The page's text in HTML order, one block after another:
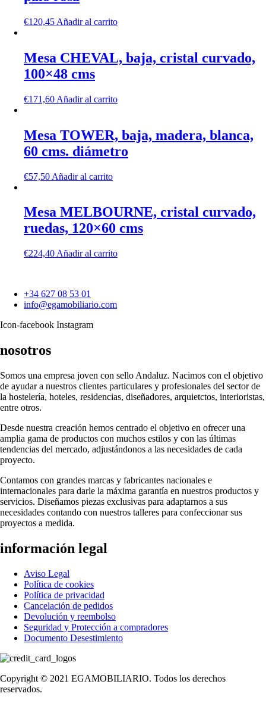
€120,45 Añadir al carrito
Mesa CHEVAL, baja, cristal curvado,
100×48 cms
€171,60 Añadir al carrito
Mesa TOWER, baja, madera, blanca,
60 cms. diámetro
€57,50 Añadir al carrito
Mesa MELBOURNE, cristal curvado,
ruedas, 120×60 cms
€224,40 Añadir al carrito
+34 627 08 53 01
info@egamobiliario.com
Icon-facebook Instagram
nosotros
Somos una empresa joven con sello Andaluz. Nacimos con el objetivo
de ayudar a nuestros clientes particulares y profesionales del sector de
la hostelería, hoteles, residencias, diseñadores, arquietctos, interioristas,
entre otros.
Desde nuestra creación hemos centrado el objetivo en ofrecer una
amplia gama de productos con muchos estilos y con las últimas
tendencias del mercado, adjustándonos a las necesidades de cada
proyecto.
Contamos con grandes marcas y fabricantes nacionales e
internacionales para darle la máxima garantía en nuestros productos y
servicios. Diseñamos piezas exclusivas para adaptarnos a sus
necesidades contando con nuestros talleres para confeccionar sus
proyectos a medida.
información legal
Aviso Legal
Política de cookies
Política de privacidad
Cancelación de pedidos
Devolución y reembolso
Seguridad y Protección a compradores
Documento Desestimiento
Copyright © 2021 EGAMOBILIARIO. Todos los derechos
reservados.